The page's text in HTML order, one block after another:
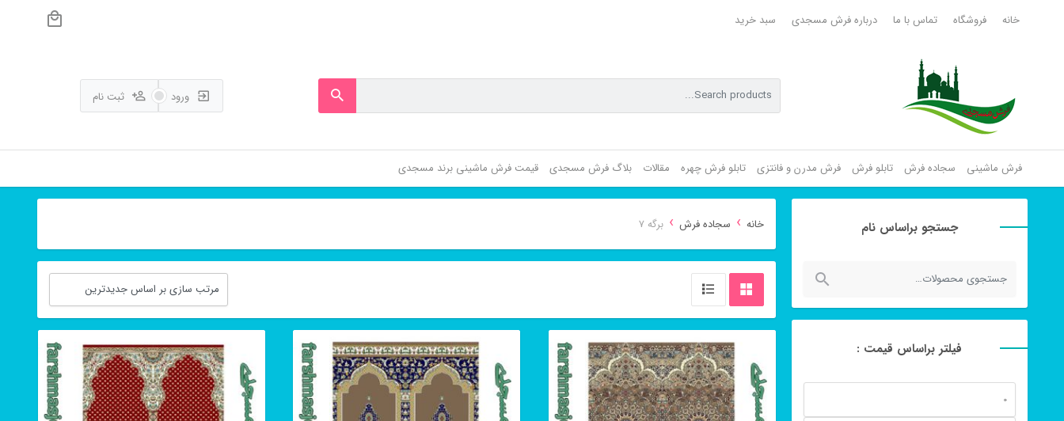
خانه فروشگاه تماس با ما درباره فرش مسجدی سبد خرید
ورود ثبت نام
فرش ماشینی سجاده فرش تابلو فرش فرش مدرن و فانتزی تابلو فرش چهره مقالات بلاگ فرش مسجدی قیمت فرش ماشینی برند مسجدی
جستجو براساس نام
جستجو
فیلتر براساس قیمت :
قیمت
خانه › سجاده فرش › برگه 7